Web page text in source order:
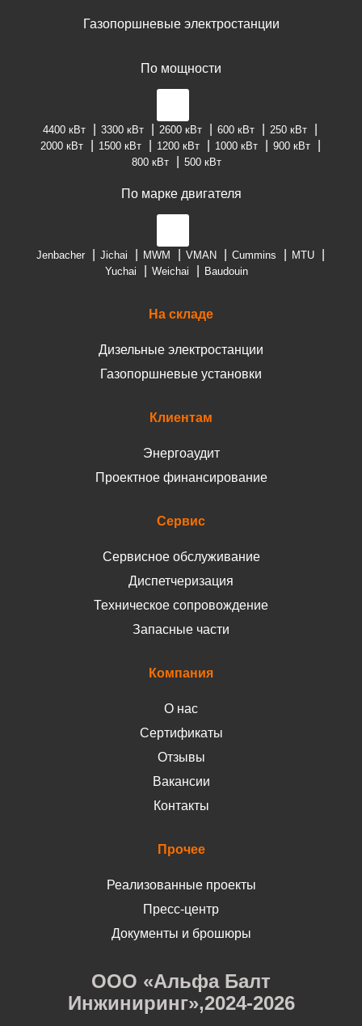
Газопоршневые электростанции
По мощности
4400 кВт 3300 кВт 2600 кВт 600 кВт
250 кВт
2000 кВт
1500 кВт 1200 кВт 1000 кВт
900 кВт
800 кВт
500 кВт
По марке двигателя
Jenbacher Jichai MWM VMAN Cummins
MTU
Yuchai
Weichai Baudouin
На складе
Дизельные электростанции
Газопоршневые установки
Клиентам
Энергоаудит
Проектное финансирование
Сервис
Сервисное обслуживание
Диспетчеризация
Техническое сопровождение
Запасные части
Компания
О нас
Сертификаты
Отзывы
Вакансии
Контакты
Прочее
Реализованные проекты
Пресс-центр
Документы и брошюры
ООО «Альфа Балт
Инжиниринг»,2024-2026